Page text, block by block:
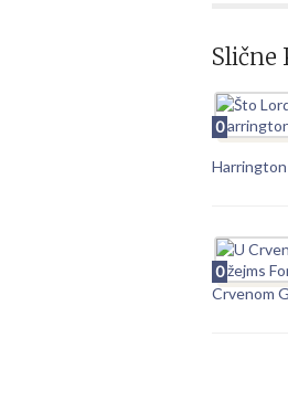
Slične
0
Harrington
0
Crvenom